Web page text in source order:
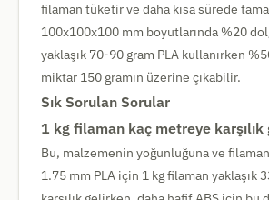
filaman tüketir ve daha kısa sürede
100x100x100 mm boyutlarında %20
yaklaşık 70-90 gram PLA kullanırken
miktar 150 gramın üzerine çıkabilir.
Sık Sorulan Sorular
1 kg filaman kaç metreye karşılık
Bu, malzemenin yoğunluğuna ve filaman
1.75 mm PLA için 1 kg filaman yaklaşık